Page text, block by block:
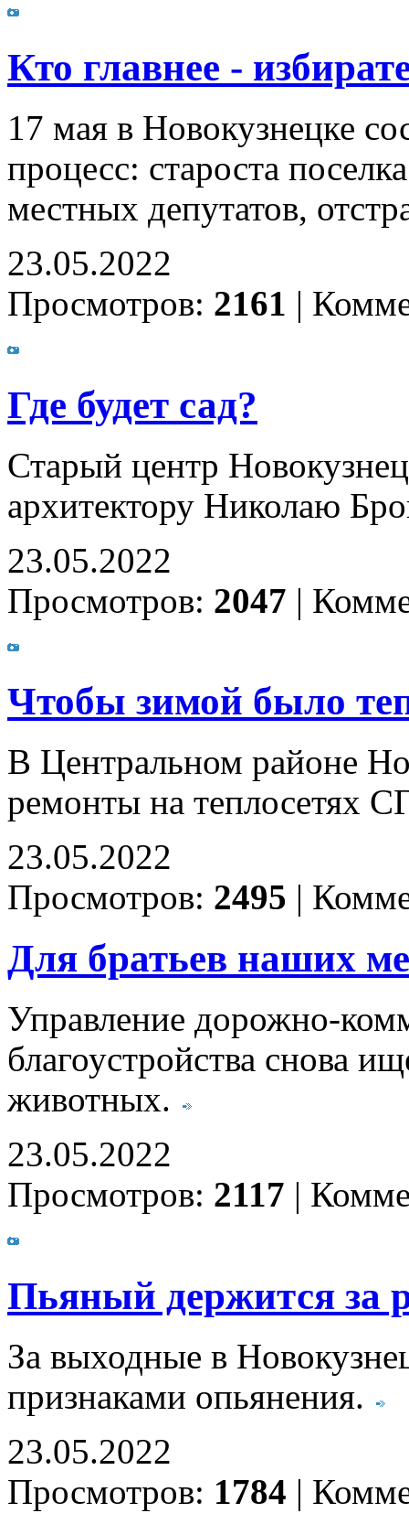
Кто главнее -
17 мая в Новокузнецке
процесс: староста
местных депутатов,
23.05.2022
Просмотров: 2161 |
Где будет сад?
Старый центр
архитектору Николаю
23.05.2022
Просмотров: 2047 |
Чтобы зимой было
В Центральном районе
ремонты на теплосетях
23.05.2022
Просмотров: 2495 |
Для братьев наших
Управление дорожно-
благоустройства снова
животных.
23.05.2022
Просмотров: 2117 |
Пьяный держится за
За выходные в
признаками опьянения.
23.05.2022
Просмотров: 1784 |